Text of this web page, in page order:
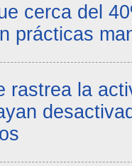
cerca del
prácticas
rastrea la